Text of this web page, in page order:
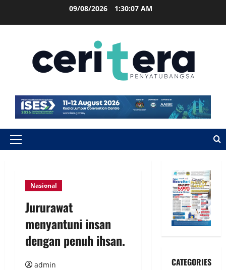
09/08/2026 1:30:07 AM
Nasional
Jururawat
menyantuni insan
dengan penuh ihsan.
admin
CATEGORIES